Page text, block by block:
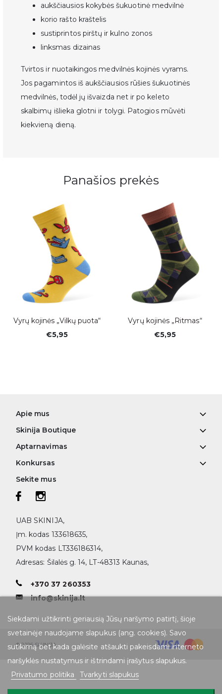
aukščiausios kokybės šukuotinė medvilnė
korio rašto kraštelis
sustiprintos pirštų ir kulno zonos
linksmas dizainas
Tvirtos ir nuotaikingos medvilnės kojinės vyrams.
Jos pagamintos iš aukščiausios rūšies šukuotinės
medvilnės, todėl jų išvaizda net ir po keleto
skalbimų išlieka glotni ir tolygi. Patogios mūvėti
kiekvieną dieną.
Panašios prekės
Vyrų kojinės „Vilkų puota“
€5,95
Vyrų kojinės „Ritmas“
€5,95
Apie mus
Skinija Boutique
Aptarnavimas
Konkursas
Siekdami užtikrinti geriausią Jūsų naršymo patirtį, šioje
svetainėje naudojame slapukus (ang. cookies). Savo
sutikimą bet kada galėsite atšaukti pakeisdami interneto
naršyklės nustatymus ir ištrindami įrašytus slapukus.
Privatumo politika
Tvarkyti slapukus
Sekite mus
UAB SKINIJA,
Įm. kodas 133618635,
PVM kodas LT336186314,
Adresas: Šilalės g. 14, LT-48313 Kaunas,
+370 37 260353
info@skinija.lt
© 2026 SKINIJA
Daugiau informacijos apie tai, kaip tvarkome jūsų duomenis,